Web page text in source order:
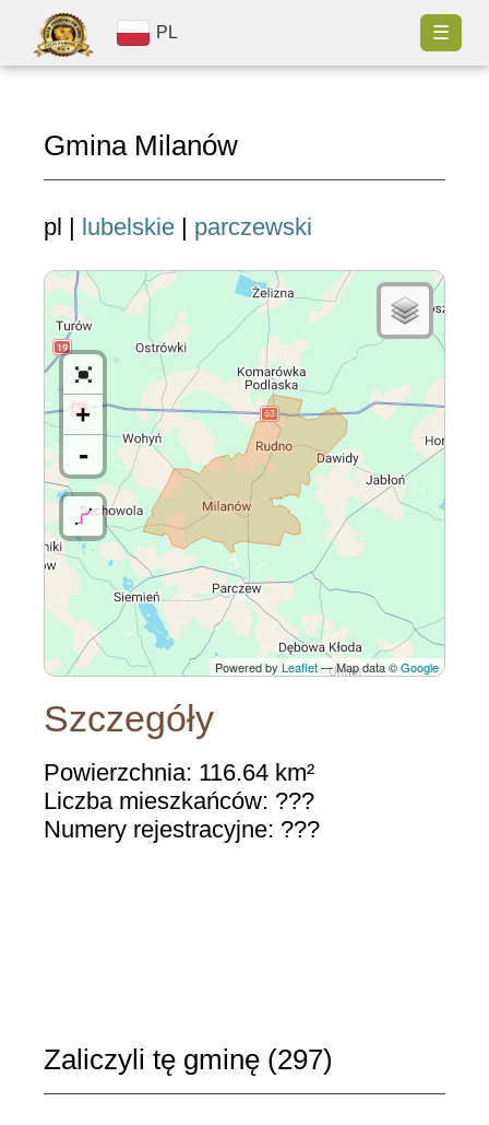
PL ☰
Gmina Milanów
pl | lubelskie | parczewski
+
-
Powered by Leaflet— Map data ©Google
Szczegóły
Powierzchnia: 116.64 km²
Liczba mieszkańców: ???
Numery rejestracyjne: ???
Zaliczyli tę gminę (297)